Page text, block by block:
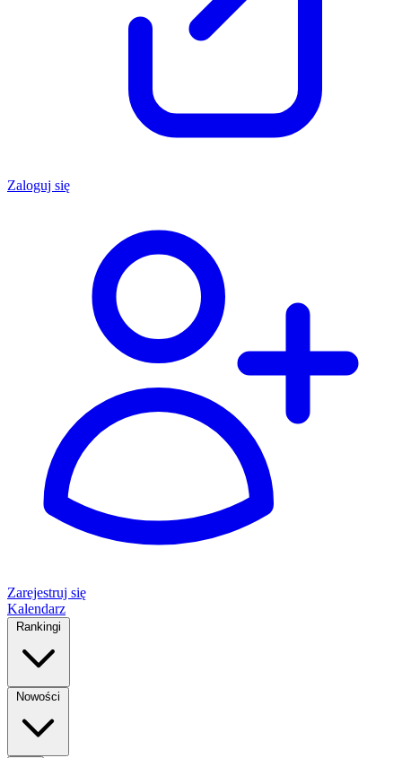
Zaloguj się
Zarejestruj się
Kalendarz
Rankingi
Nowości